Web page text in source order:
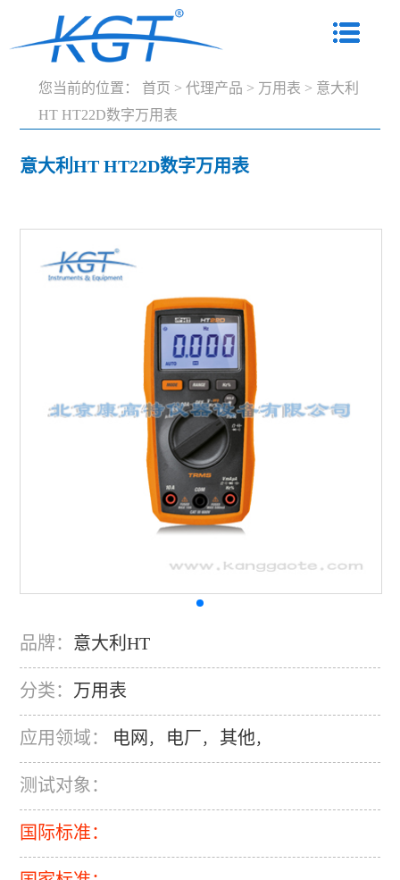
您当前的位置： 首页 > 代理产品 > 万用表 > 意大利
HT HT22D数字万用表
意大利HT HT22D数字万用表
品牌： 意大利HT
分类： 万用表
应用领域： 电网 ， 电厂， 其他，
测试对象：
国际标准：